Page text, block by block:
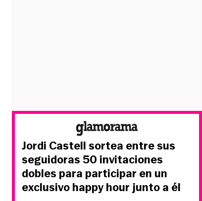
Jordi Castell sortea entre sus
seguidoras 50 invitaciones
dobles para participar en un
exclusivo happy hour junto a él